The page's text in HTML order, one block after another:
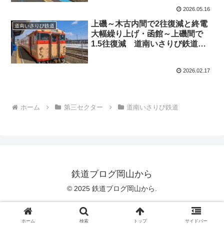
2026.05.16
道南いさりび鉄道
上磯～木古内間で2往復減と終電
大幅繰り上げ・函館～上磯間で
1.5往復減 道南いさりび鉄道
2026.02.17
ホーム 第三セクター 道南いさりび鉄道
鉄道ブログ岡山から
© 2025 鉄道ブログ岡山から.
ホーム 検索 トップ サイドバー